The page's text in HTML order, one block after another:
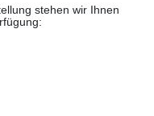
stehen wir Ihnen